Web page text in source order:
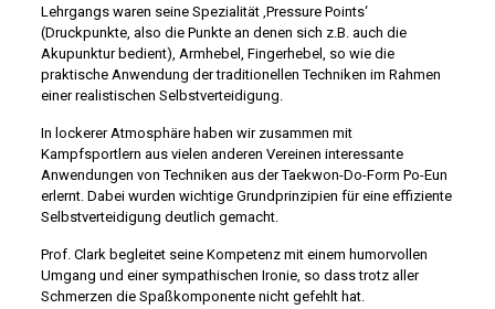
Lehrgangs waren seine Spezialität ‚Pressure Points‘
(Druckpunkte, also die Punkte an denen sich z.B. auch die
Akupunktur bedient), Armhebel, Fingerhebel, so wie die
praktische Anwendung der traditionellen Techniken im Rahmen
einer realistischen Selbstverteidigung.
In lockerer Atmosphäre haben wir zusammen mit
Kampfsportlern aus vielen anderen Vereinen interessante
Anwendungen von Techniken aus der Taekwon-Do-Form Po-Eun
erlernt. Dabei wurden wichtige Grundprinzipien für eine effiziente
Selbstverteidigung deutlich gemacht.
Prof. Clark begleitet seine Kompetenz mit einem humorvollen
Umgang und einer sympathischen Ironie, so dass trotz aller
Schmerzen die Spaßkomponente nicht gefehlt hat.